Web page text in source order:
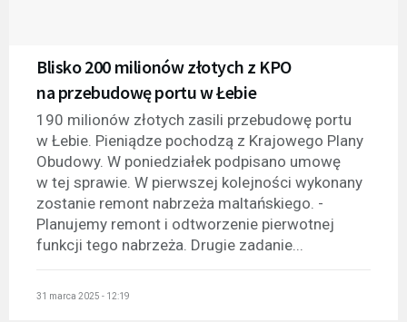
Blisko 200 milionów złotych z KPO
na przebudowę portu w Łebie
190 milionów złotych zasili przebudowę portu
w Łebie. Pieniądze pochodzą z Krajowego Plany
Obudowy. W poniedziałek podpisano umowę
w tej sprawie. W pierwszej kolejności wykonany
zostanie remont nabrzeża maltańskiego. -
Planujemy remont i odtworzenie pierwotnej
funkcji tego nabrzeża. Drugie zadanie...
31 marca 2025 - 12:19